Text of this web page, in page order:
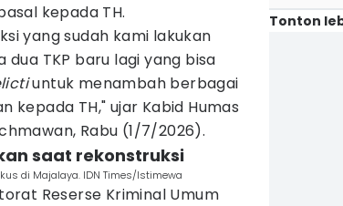
kepada TH.
yang sudah kami lakukan
TKP baru lagi yang bisa
untuk menambah berbagai
TH," ujar Kabid Humas
Rabu (1/7/2026).
saat rekonstruksi
di Majalaya. IDN Times/Istimewa
Reserse Kriminal Umum
Tonton